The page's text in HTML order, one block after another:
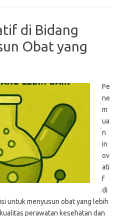
di Bidang
Obat yang
Pe
ne
m
ua
n
in
ov
ati
f
di
untuk menyusun obat yang lebih
perawatan kesehatan dan